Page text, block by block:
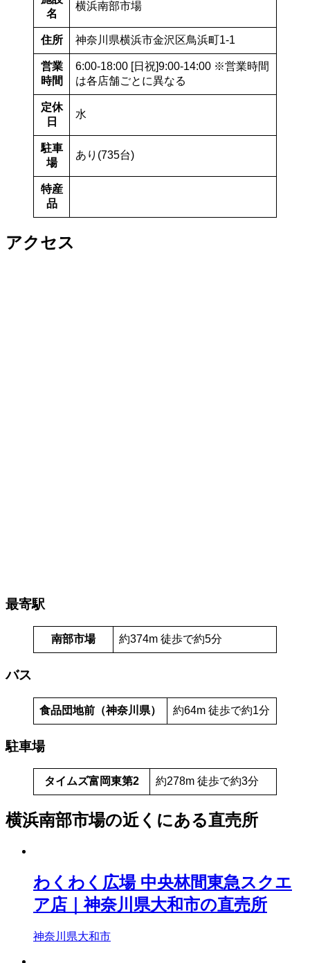
名
横浜南部市場
住所 神奈川県横浜市金沢区鳥浜町1-1
営業
時間
6:00-18:00 [日祝]9:00-14:00 ※営業時間
は各店舗ごとに異なる
定休
日
水
駐車
場
あり(735台)
特産
品
アクセス
最寄駅
南部市場 約374m 徒歩で約5分
バス
食品団地前（神奈川県） 約64m 徒歩で約1分
駐車場
タイムズ富岡東第2 約278m 徒歩で約3分
横浜南部市場の近くにある直売所
わくわく広場 中央林間東急スクエ
ア店｜神奈川県大和市の直売所
神奈川県大和市